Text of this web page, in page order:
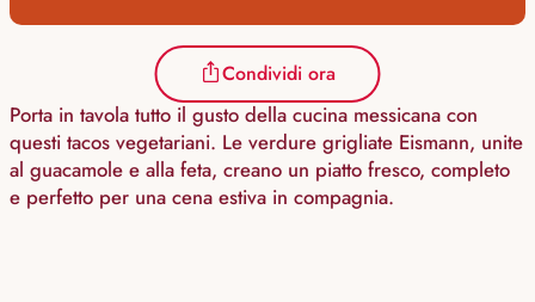
Condividi ora
Porta in tavola tutto il gusto della cucina messicana con
questi tacos vegetariani. Le verdure grigliate Eismann, unite
al guacamole e alla feta, creano un piatto fresco, completo
e perfetto per una cena estiva in compagnia.